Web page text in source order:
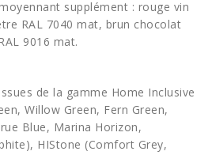
supplément : rouge vin
RAL 7040 mat, brun chocolat
9016 mat.
de la gamme Home Inclusive
Willow Green, Fern Green,
Blue, Marina Horizon,
HIStone (Comfort Grey,